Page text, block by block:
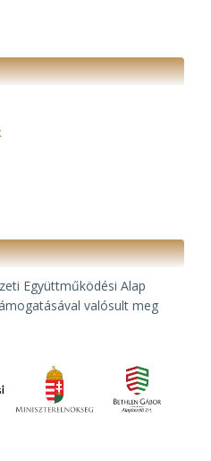
Együttműködési Alap
valósult meg